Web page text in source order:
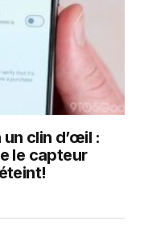
clin d’œil :
le capteur